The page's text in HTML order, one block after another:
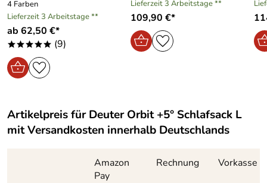
Material:
Synthetik
Innenmaterial:
High-Loft Hollowfibre
Füllung:
bequem. Mein Highlight ist der Reißverschluss, weil
dieser nicht verklemmen kann mit dem Stoff. In Größe L
mehr als genug Platz. Würde ich definitiv wieder kaufen.
Kaufdatum: 29.11.2023
Bewertungsdatum: 09.12.2023
4 Farben
Lieferzeit 3 Arbeitstage **
ab 62,50 €*
***** (9)
Lieferzeit 3 Arbeitstage **
109,90 €*
Artikelpreis fürDeuter Orbit +5° Schlafsack L
mit Versandkosten innerhalb Deutschlands
Amazon
Pay
Rechnung Vorkasse